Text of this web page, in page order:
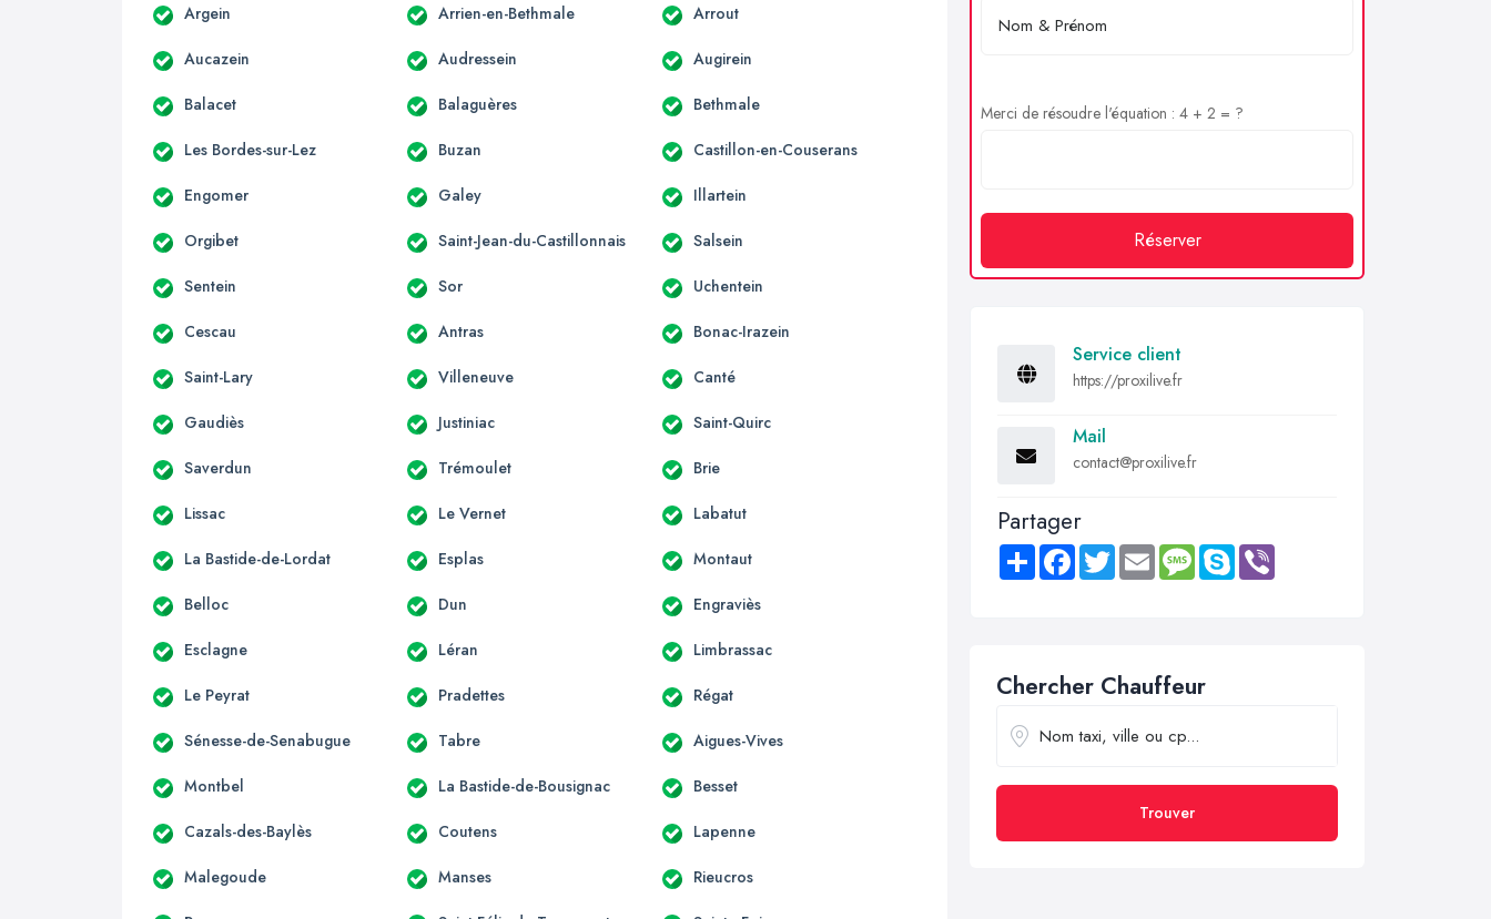
Argein Arrien-en-Bethmale Arrout
Aucazein Audressein Augirein
Balacet Balaguères Bethmale
Les Bordes-sur-Lez Buzan Castillon-en-Couserans
Engomer Galey Illartein
Orgibet Saint-Jean-du-Castillonnais Salsein
Sentein Sor Uchentein
Cescau Antras Bonac-Irazein
Saint-Lary Villeneuve Canté
Gaudiès Justiniac Saint-Quirc
Saverdun Trémoulet Brie
Lissac Le Vernet Labatut
La Bastide-de-Lordat Esplas Montaut
Belloc Dun Engraviès
Esclagne Léran Limbrassac
Le Peyrat Pradettes Régat
Sénesse-de-Senabugue Tabre Aigues-Vives
Montbel La Bastide-de-Bousignac Besset
Cazals-des-Baylès Coutens Lapenne
Malegoude Manses Rieucros
Merci de résoudre l'équation : 4 + 2 = ?
Réserver
Service client
https://proxilive.fr
Mail
contact@proxilive.fr
Partager
Share FacebookTwitter Email MessageSkype
Chercher Chauffeur
Trouver